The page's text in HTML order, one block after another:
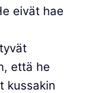
eivät hae
että he
kussakin